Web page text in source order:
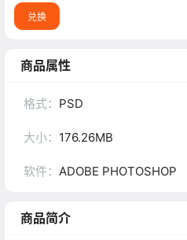
兑换
商品属性
格式： PSD
大小： 176.26MB
软件： ADOBE PHOTOSHOP
商品简介